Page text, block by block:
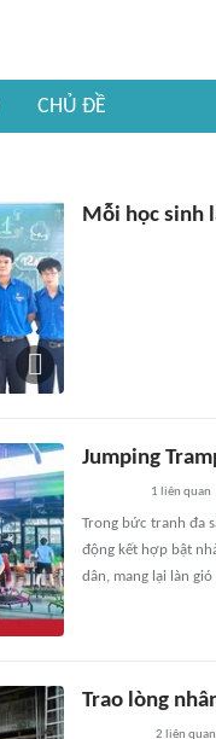
CHỦ ĐỀ
Mỗi học sinh
Jumping
1 liên quan
Trong bức tranh đa
động kết hợp bật
dân, mang lại làn
Trao lòng
2 liên quan